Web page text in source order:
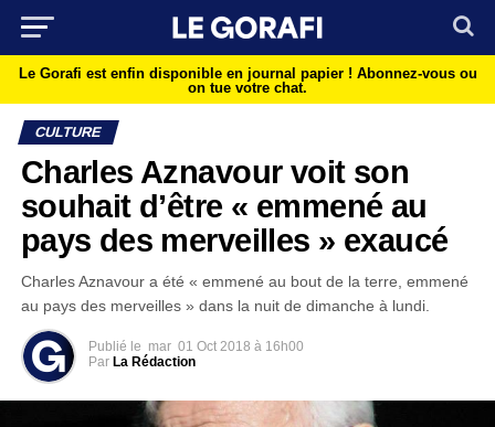
Le Gorafi est enfin disponible en journal papier ! Abonnez-vous ou
on tue votre chat.
CULTURE
Charles Aznavour voit son
souhait d’être « emmené au
pays des merveilles » exaucé
Charles Aznavour a été « emmené au bout de la terre, emmené
au pays des merveilles » dans la nuit de dimanche à lundi.
Publié le mar 01 Oct 2018 à 16h00
Par La Rédaction